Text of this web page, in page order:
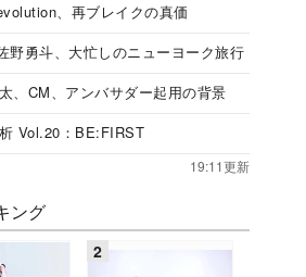
、再ブレイクの真価
野勇斗、大忙しのニューヨーク旅行
、CM、アンバサダー起用の背景
Vol.20：BE:FIRST
19:11更新
ング